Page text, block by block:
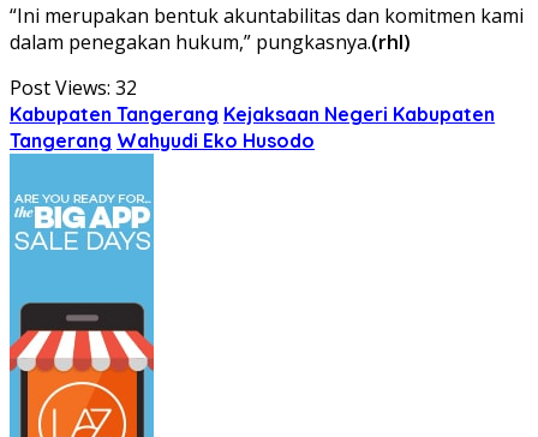
“Ini merupakan bentuk akuntabilitas dan komitmen kami
dalam penegakan hukum,” pungkasnya.(rhl)
Post Views: 32
Kabupaten Tangerang Kejaksaan Negeri Kabupaten
Tangerang Wahyudi Eko Husodo